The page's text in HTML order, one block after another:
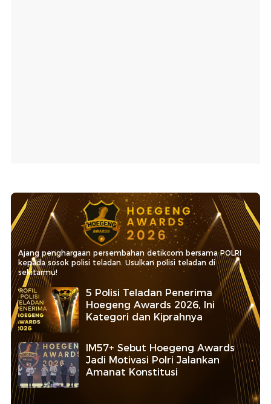
Ajang penghargaan persembahan detikcom bersama POLRI
kepada sosok polisi teladan. Usulkan polisi teladan di
sekitarmu!
5 Polisi Teladan Penerima
Hoegeng Awards 2026, Ini
Kategori dan Kiprahnya
IM57+ Sebut Hoegeng Awards
Jadi Motivasi Polri Jalankan
Amanat Konstitusi